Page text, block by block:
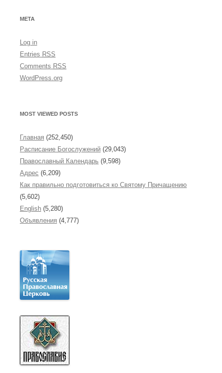
e
META
Log in
Entries RSS
Comments RSS
WordPress.org
MOST VIEWED POSTS
Главная (252,450)
Расписание Богослужений (29,043)
Православный Календарь (9,598)
Адрес (6,209)
Как правильно подготовиться ко Святому Причащению
(5,602)
English (5,280)
Объявления (4,777)